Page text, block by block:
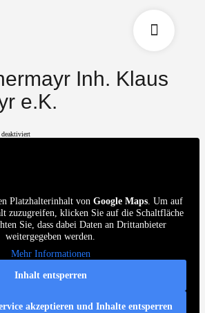
Inh. Klaus
e.K.
deaktiviertfür
Platzhalterinhalt von Google Maps. Um auf
zuzugreifen, klicken Sie auf die Schaltfläche
Sie, dass dabei Daten an Drittanbieter
weitergegeben werden.
Mehr Informationen
Inhalt entsperren
akzeptieren und Inhalte entsperren